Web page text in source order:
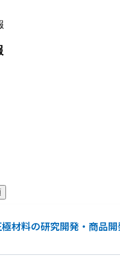
材料の研究開発・商品